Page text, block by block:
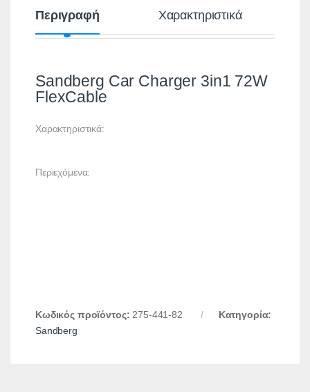
Περιγραφή Χαρακτηριστικά
Sandberg Car Charger 3in1 72W
FlexCable
Χαρακτηριστικά:
Περιεχόμενα:
Κωδικός προϊόντος: 275-441-82
Κατηγορία:
Sandberg